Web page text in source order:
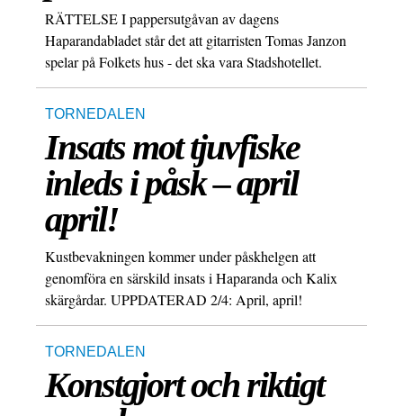
RÄTTELSE I pappersutgåvan av dagens
Haparandabladet står det att gitarristen Tomas Janzon
spelar på Folkets hus - det ska vara Stadshotellet.
TORNEDALEN
Insats mot tjuvfiske
inleds i påsk – april
april!
Kustbevakningen kommer under påskhelgen att
genomföra en särskild insats i Haparanda och Kalix
skärgårdar. UPPDATERAD 2/4: April, april!
TORNEDALEN
Konstgjort och riktigt